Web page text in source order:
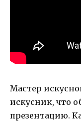
Мастер
искусник, что
презентацию.